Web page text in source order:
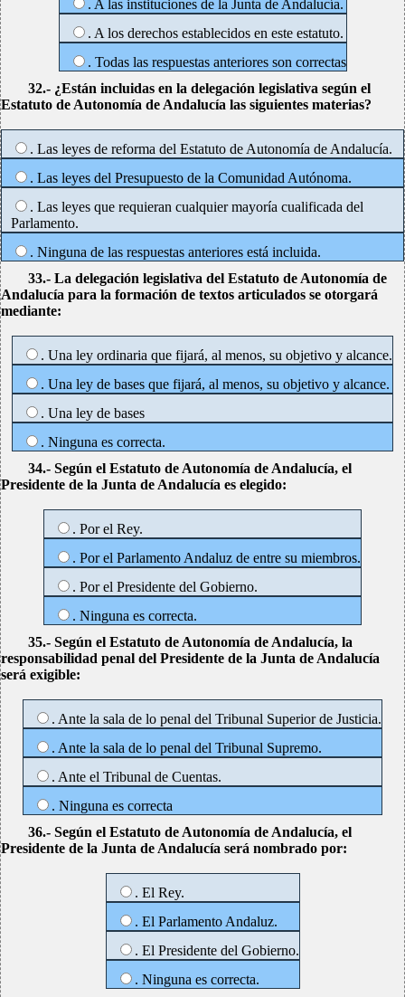
. A las instituciones de la Junta de Andalucía.
. A los derechos establecidos en este estatuto.
. Todas las respuestas anteriores son correctas
32.- ¿Están incluidas en la delegación legislativa según el
Estatuto de Autonomía de Andalucía las siguientes materias?
. Las leyes de reforma del Estatuto de Autonomía de Andalucía.
. Las leyes del Presupuesto de la Comunidad Autónoma.
. Las leyes que requieran cualquier mayoría cualificada del
Parlamento.
. Ninguna de las respuestas anteriores está incluida.
33.- La delegación legislativa del Estatuto de Autonomía de
Andalucía para la formación de textos articulados se otorgará
mediante:
. Una ley ordinaria que fijará, al menos, su objetivo y alcance.
. Una ley de bases que fijará, al menos, su objetivo y alcance.
. Una ley de bases
. Ninguna es correcta.
34.- Según el Estatuto de Autonomía de Andalucía, el
Presidente de la Junta de Andalucía es elegido:
. Por el Rey.
. Por el Parlamento Andaluz de entre su miembros.
. Por el Presidente del Gobierno.
. Ninguna es correcta.
35.- Según el Estatuto de Autonomía de Andalucía, la
responsabilidad penal del Presidente de la Junta de Andalucía
será exigible:
. Ante la sala de lo penal del Tribunal Superior de Justicia.
. Ante la sala de lo penal del Tribunal Supremo.
. Ante el Tribunal de Cuentas.
. Ninguna es correcta
36.- Según el Estatuto de Autonomía de Andalucía, el
Presidente de la Junta de Andalucía será nombrado por:
. El Rey.
. El Parlamento Andaluz.
. El Presidente del Gobierno.
. Ninguna es correcta.